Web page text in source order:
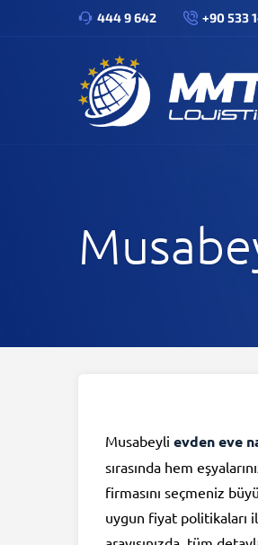
444 9 642 +90 533
Musabeyli evden eve
sırasında hem
firmasını seçmeniz
uygun fiyat politikaları